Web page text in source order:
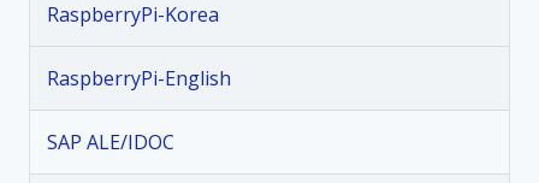
o
K
o
r
_
n
a
RaspberryPi-Korea
RaspberryPi-English
SAP ALE/IDOC